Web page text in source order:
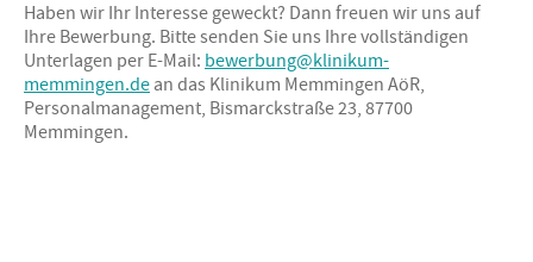
Haben wir Ihr Interesse geweckt? Dann freuen wir uns auf
Ihre Bewerbung. Bitte senden Sie uns Ihre vollständigen
Unterlagen per E-Mail:bewerbung@klinikum-
memmingen.dean das Klinikum Memmingen AöR,
Personalmanagement, Bismarckstraße 23, 87700
Memmingen.